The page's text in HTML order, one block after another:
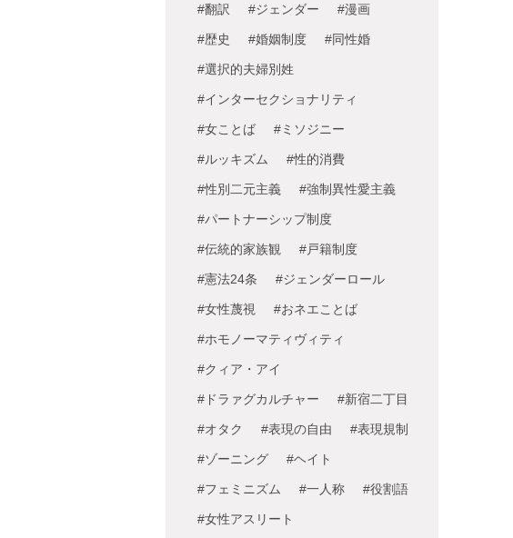
#翻訳 #ジェンダー #漫画
#歴史 #婚姻制度 #同性婚
#選択的夫婦別姓
#インターセクショナリティ
#女ことば #ミソジニー
#ルッキズム #性的消費
#性別二元主義 #強制異性愛主義
#パートナーシップ制度
#伝統的家族観 #戸籍制度
#憲法24条 #ジェンダーロール
#女性蔑視 #おネエことば
#ホモノーマティヴィティ
#クィア・アイ
#ドラァグカルチャー #新宿二丁目
#オタク #表現の自由 #表現規制
#ゾーニング #ヘイト
#フェミニズム #一人称 #役割語
#女性アスリート